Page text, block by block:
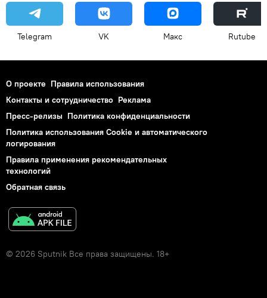
Telegram VK Макс Rutube
О проекте Правила использования
Контакты и сотрудничество Реклама
Пресс-релизы Политика конфиденциальности
Политика использования Cookie и автоматического
логирования
Правила применения рекомендательных
технологий
Обратная связь
© 2026 Sputnik Все права защищены. 18+